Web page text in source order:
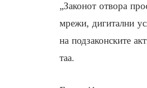
„Законот отвора
мрежи, дигитални
на подзаконските
таа.